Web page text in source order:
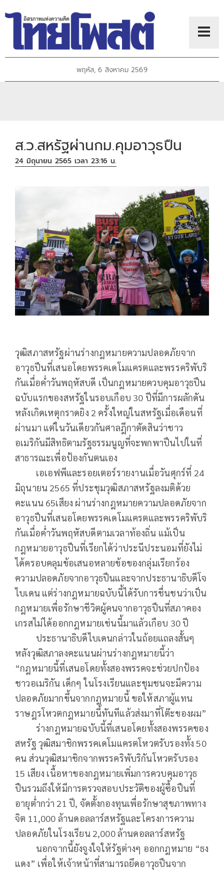
พฤหัส, 6 สิงหาคม 2569
ส.ว.สหรัฐผ่านกม.คุมอาวุธปืน
24 มิถุนายน 2565 เวลา 23:16 น.
วุฒิสภาสหรัฐผ่านร่างกฎหมายความปลอดภัยจาก
อาวุธปืนที่เสนอโดยพรรคเดโมแครตและพรรคริพับริ
กันเมื่อค่ำวันพฤหัสบดี เป็นกฎหมายควบคุมอาวุธปืน
ฉบับแรกของสหรัฐในรอบเกือบ 30 ปีที่มีการผลักดัน
หลังเกิดเหตุกราดยิง 2 ครั้งใหญ่ในสหรัฐเมื่อเดือนที่
ผ่านมา แต่ในวันเดียวกันศาลฎีกาตัดสินว่าชาว
อเมริกันมีสิทธิตามรัฐธรรมนูญที่จะพกพาปืนไปในที่
สาธารณะเพื่อป้องกันตนเอง
เอเอฟพีและรอยเตอร์รายงานเมื่อวันศุกร์ที่ 24
มิถุนายน 2565 ที่ประชุมวุฒิสภาสหรัฐลงมติด้วย
คะแนน 65เสียง ผ่านร่างกฎหมายความปลอดภัยจาก
อาวุธปืนที่เสนอโดยพรรคเดโมแครตและพรรคริพับริ
กันเมื่อค่ำวันพฤหัสบดีตามเวลาท้องถิ่น แม้เป็น
กฎหมายอาวุธปืนที่เรียกได้ว่าประนีประนอมที่ยังไม่
ได้ครอบคลุมข้อเสนอหลายข้อของกลุ่มเรียกร้อง
ความปลอดภัยจากอาวุธปืนและจากประธานาธิบดีโจ
ไบเดน แต่ร่างกฎหมายฉบับนี้ได้รับการชื่นชนว่าเป็น
กฎหมายเพื่อรักษาชีวิตผู้คนจากอาวุธปืนที่สภาคอง
เกรสไม่ได้ออกกฎหมายเช่นนี้มาแล้วเกือบ 30 ปี
ประธานาธิบดีไบเดนกล่าวในถ้อยแถลงสั้นๆ
หลังวุฒิสภาลงคะแนนผ่านร่างกฎหมายนี้ว่า
“กฎหมายนี้ที่เสนอโดยทั้งสองพรรคจะช่วยปกป้อง
ชาวอเมริกัน เด็กๆ ในโรงเรียนและชุมชนจะมีความ
ปลอดภัยมากขึ้นจากกฎหมายนี้ ขอให้สภาผู้แทน
ราษฎรโหวตกฎหมายนี้ทันทีแล้วส่งมาที่โต๊ะของผม”
ร่างกฎหมายฉบับนี้ที่เสนอโดยทั้งสองพรรคของ
สหรัฐ วุฒิสมาชิกพรรคเดโมแครตโหวตรับรองทั้ง 50
คน ส่วนวุฒิสมาชิกจากพรรคริพับริกันโหวตรับรอง
15 เสียง เนื้อหาของกฎหมายเพิ่มการควบคุมอาวุธ
ปืนรวมถึงให้มีการตรวจสอบประวัติของผู้ซื้อปืนที่
อายุต่ำกว่า 21 ปี, จัดตั้งกองทุนเพื่อรักษาสุขภาพทาง
จิต 11,000 ล้านดอลลาร์สหรัฐและโครงการความ
ปลอดภัยในโรงเรียน 2,000 ล้านดอลลาร์สหรัฐ
นอกจากนี้ยังจูงใจให้รัฐต่างๆ ออกกฎหมาย “ธง
แดง” เพื่อให้เจ้าหน้าที่สามารถยึดอาวุธปืนจาก